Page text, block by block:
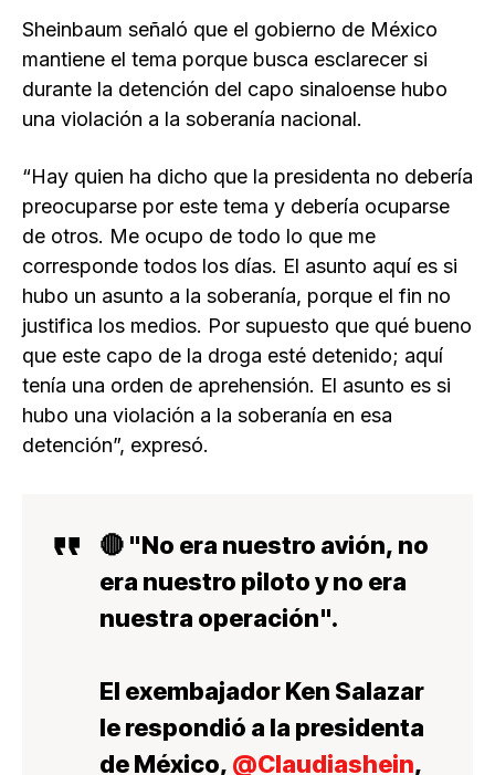
Sheinbaum señaló que el gobierno de México
mantiene el tema porque busca esclarecer si
durante la detención del capo sinaloense hubo
una violación a la soberanía nacional.
“Hay quien ha dicho que la presidenta no debería
preocuparse por este tema y debería ocuparse
de otros. Me ocupo de todo lo que me
corresponde todos los días. El asunto aquí es si
hubo un asunto a la soberanía, porque el fin no
justifica los medios. Por supuesto que qué bueno
que este capo de la droga esté detenido; aquí
tenía una orden de aprehensión. El asunto es si
hubo una violación a la soberanía en esa
detención”, expresó.
🔴 "No era nuestro avión, no
era nuestro piloto y no era
nuestra operación".
El exembajador Ken Salazar
le respondió a la presidenta
de México, @Claudiashein,